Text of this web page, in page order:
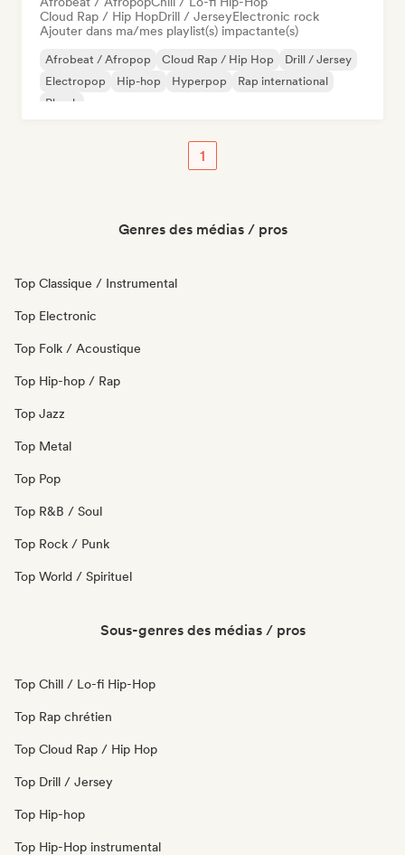
Cloud Rap / Hip HopDrill / JerseyElectronic rock
Ajouter dans ma/mes playlist(s) impactante(s)
Afrobeat / Afropop Cloud Rap / Hip Hop
Drill / Jersey
Electropop
Hip-hop Hyperpop
Rap international
Phonk
1
Genres des médias / pros
Top Classique / Instrumental
Top Electronic
Top Folk / Acoustique
Top Hip-hop / Rap
Top Jazz
Top Metal
Top Pop
Top R&B / Soul
Top Rock / Punk
Top World / Spirituel
Sous-genres des médias / pros
Top Chill / Lo-fi Hip-Hop
Top Rap chrétien
Top Cloud Rap / Hip Hop
Top Drill / Jersey
Top Hip-hop
Top Hip-Hop instrumental